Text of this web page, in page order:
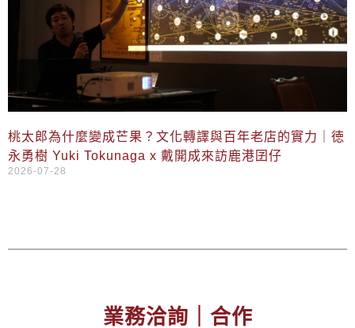
桃太郎為什麼變成芒果？文化轉譯與百年老店的實力｜徳
永勇樹 Yuki Tokunaga x 戴開成來訪鹿港囝仔
2026-07-28
業務洽詢｜合作